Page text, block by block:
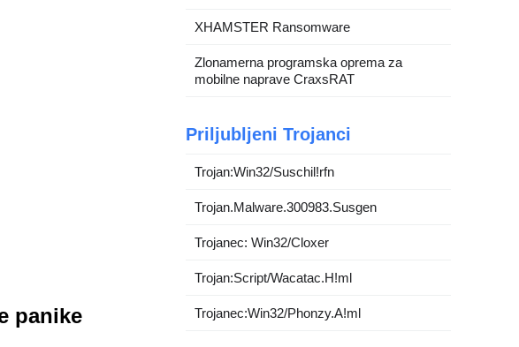
panike
XHAMSTER Ransomware
Zlonamerna programska oprema za
mobilne naprave CraxsRAT
Priljubljeni Trojanci
Trojan:Win32/Suschil!rfn
Trojan.Malware.300983.Susgen
Trojanec: Win32/Cloxer
Trojan:Script/Wacatac.H!ml
Trojanec:Win32/Phonzy.A!ml